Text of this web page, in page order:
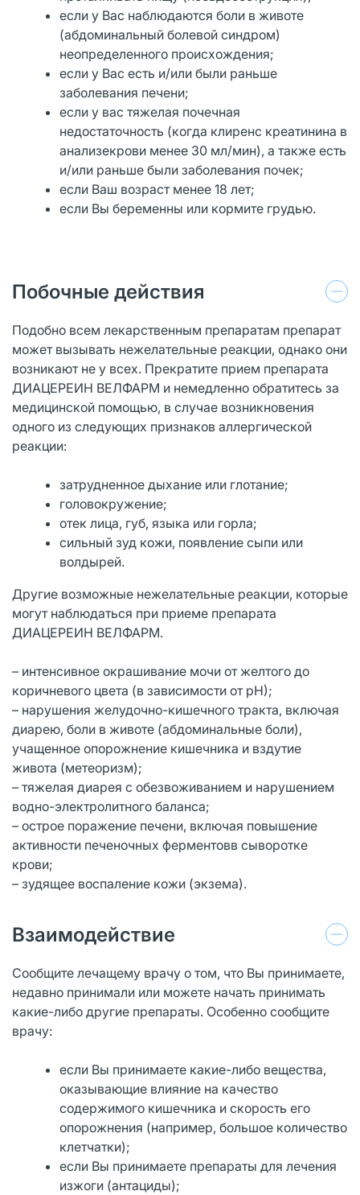
если у Вас наблюдаются боли в животе
(абдоминальный болевой синдром)
неопределенного происхождения;
если у Вас есть и/или были раньше
заболевания печени;
если у вас тяжелая почечная
недостаточность (когда клиренс креатинина в
анализекрови менее 30 мл/мин), а также есть
и/или раньше были заболевания почек;
если Ваш возраст менее 18 лет;
если Вы беременны или кормите грудью.
Побочные действия
Подобно всем лекарственным препаратам препарат
может вызывать нежелательные реакции, однако они
возникают не у всех. Прекратите прием препарата
ДИАЦЕРЕИН ВЕЛФАРМ и немедленно обратитесь за
медицинской помощью, в случае возникновения
одного из следующих признаков аллергической
реакции:
затрудненное дыхание или глотание;
головокружение;
отек лица, губ, языка или горла;
сильный зуд кожи, появление сыпи или
волдырей.
Другие возможные нежелательные реакции, которые
могут наблюдаться при приеме препарата
ДИАЦЕРЕИН ВЕЛФАРМ.
– интенсивное окрашивание мочи от желтого до
коричневого цвета (в зависимости от рН);
– нарушения желудочно-кишечного тракта, включая
диарею, боли в животе (абдоминальные боли),
учащенное опорожнение кишечника и вздутие
живота (метеоризм);
– тяжелая диарея с обезвоживанием и нарушением
водно-электролитного баланса;
– острое поражение печени, включая повышение
активности печеночных ферментовв сыворотке
крови;
– зудящее воспаление кожи (экзема).
Взаимодействие
Сообщите лечащему врачу о том, что Вы принимаете,
недавно принимали или можете начать принимать
какие-либо другие препараты. Особенно сообщите
врачу:
если Вы принимаете какие-либо вещества,
оказывающие влияние на качество
содержимого кишечника и скорость его
опорожнения (например, большое количество
клетчатки);
если Вы принимаете препараты для лечения
изжоги (антациды);